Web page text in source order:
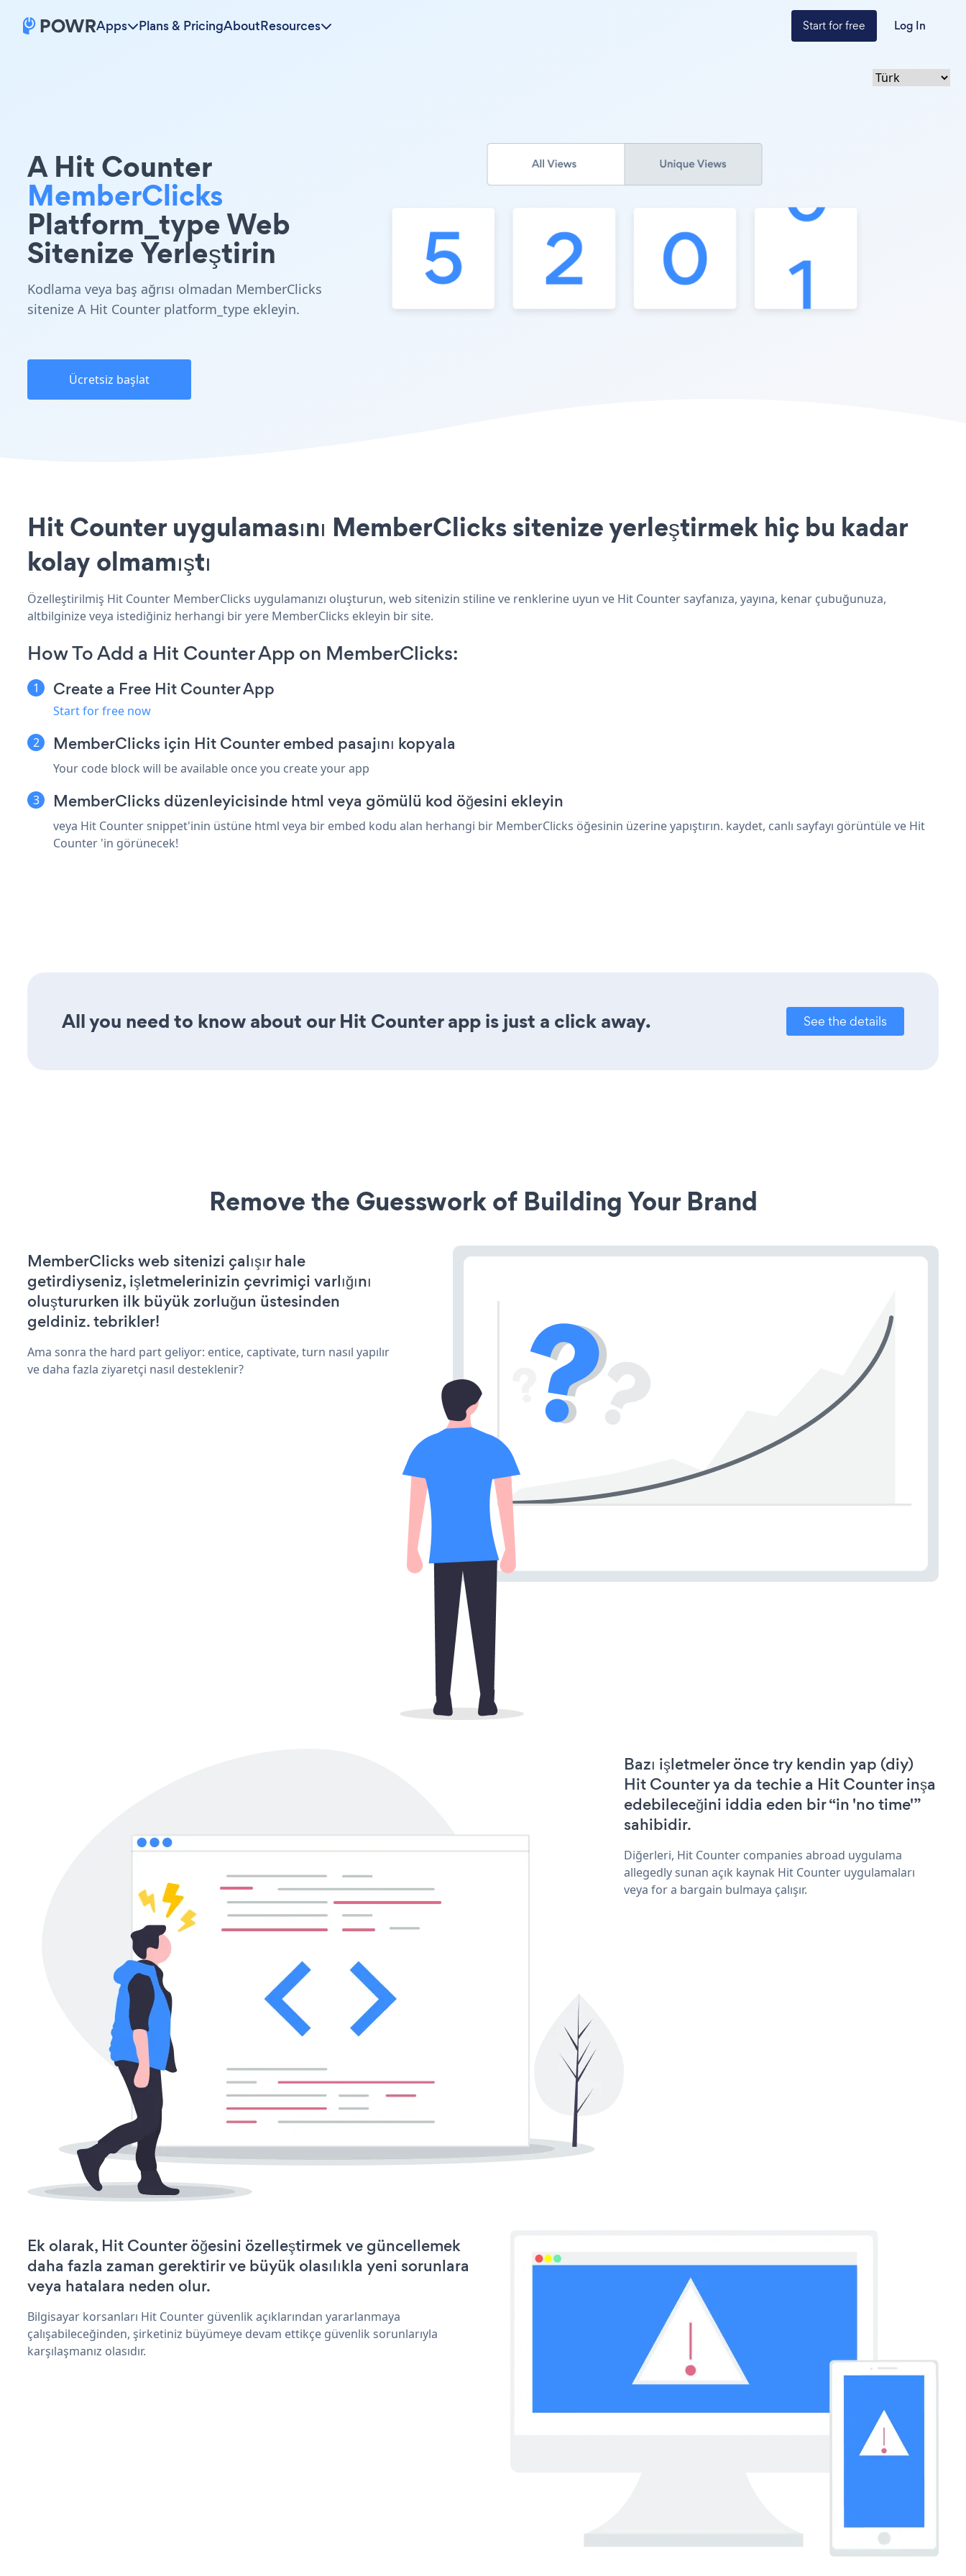
Apps Plans & PricingAboutResources Start for free Log In
A Hit Counter
MemberClicks
Platform_type Web
Sitenize Yerleştirin
Kodlama veya baş ağrısı olmadan MemberClicks
sitenize A Hit Counter platform_type ekleyin.
Ücretsiz başlat
Hit Counter uygulamasını MemberClicks sitenize yerleştirmek hiç bu kadar
kolay olmamıştı
Özelleştirilmiş Hit Counter MemberClicks uygulamanızı oluşturun, web sitenizin stiline ve renklerine uyun ve Hit Counter sayfanıza, yayına, kenar çubuğunuza,
altbilginize veya istediğiniz herhangi bir yere MemberClicks ekleyin bir site.
How To Add a Hit Counter App on MemberClicks:
Create a Free Hit Counter App
Start for free now
MemberClicks için Hit Counter embed pasajını kopyala
Your code block will be available once you create your app
MemberClicks düzenleyicisinde html veya gömülü kod öğesini ekleyin
veya Hit Counter snippet'inin üstüne html veya bir embed kodu alan herhangi bir MemberClicks öğesinin üzerine yapıştırın. kaydet, canlı sayfayı görüntüle ve Hit
Counter 'in görünecek!
All you need to know about our Hit Counter app is just a click away. See the details
Remove the Guesswork of Building Your Brand
MemberClicks web sitenizi çalışır hale
getirdiyseniz, işletmelerinizin çevrimiçi varlığını
oluştururken ilk büyük zorluğun üstesinden
geldiniz. tebrikler!
Ama sonra the hard part geliyor: entice, captivate, turn nasıl yapılır
ve daha fazla ziyaretçi nasıl desteklenir?
Bazı işletmeler önce try kendin yap (diy)
Hit Counter ya da techie a Hit Counter inşa
edebileceğini iddia eden bir “in 'no time'”
sahibidir.
Diğerleri, Hit Counter companies abroad uygulama
allegedly sunan açık kaynak Hit Counter uygulamaları
veya for a bargain bulmaya çalışır.
Ek olarak, Hit Counter öğesini özelleştirmek ve güncellemek
daha fazla zaman gerektirir ve büyük olasılıkla yeni sorunlara
veya hatalara neden olur.
Bilgisayar korsanları Hit Counter güvenlik açıklarından yararlanmaya
çalışabileceğinden, şirketiniz büyümeye devam ettikçe güvenlik sorunlarıyla
karşılaşmanız olasıdır.